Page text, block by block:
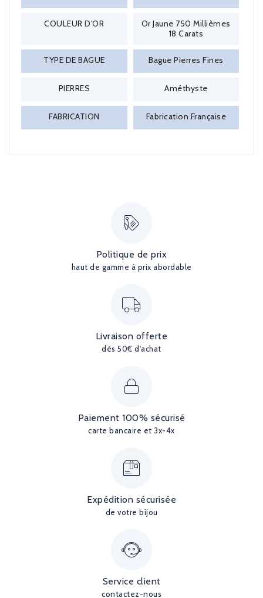
COULEUR D'OR
Or Jaune 750 Millièmes
18 Carats
TYPE DE BAGUE Bague Pierres Fines
PIERRES Améthyste
FABRICATION Fabrication Française
Politique de prix
haut de gamme à prix abordable
Livraison offerte
dès 50€ d'achat
Paiement 100% sécurisé
carte bancaire et 3x-4x
Expédition sécurisée
de votre bijou
Service client
contactez-nous